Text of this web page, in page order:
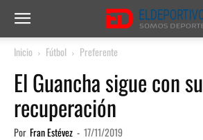
Inicio Fútbol Preferente
El Guancha sigue con su
recuperación
Por Fran Estévez - 17/11/2019